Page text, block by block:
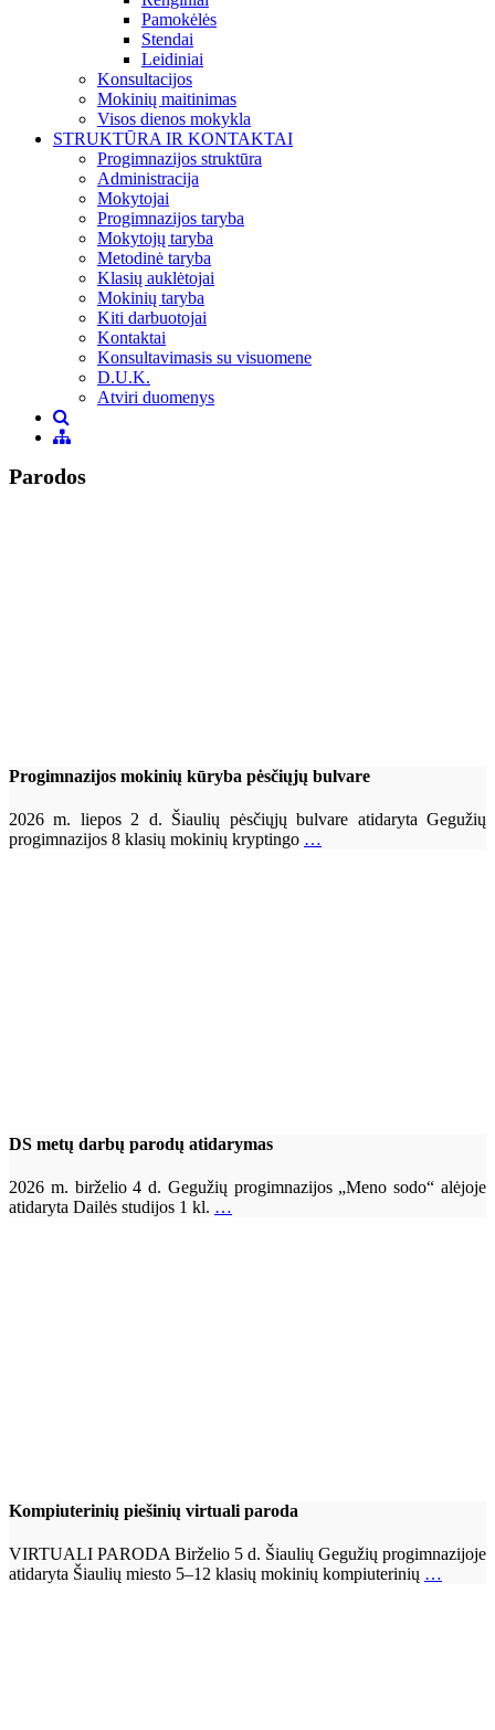
Pamokėlės
Stendai
Leidiniai
Konsultacijos
Mokinių maitinimas
Visos dienos mokykla
STRUKTŪRA IR KONTAKTAI
Progimnazijos struktūra
Administracija
Mokytojai
Progimnazijos taryba
Mokytojų taryba
Metodinė taryba
Klasių auklėtojai
Mokinių taryba
Kiti darbuotojai
Kontaktai
Konsultavimasis su visuomene
D.U.K.
Atviri duomenys
Parodos
Progimnazijos mokinių kūryba pėsčiųjų bulvare
2026 m. liepos 2 d. Šiaulių pėsčiųjų bulvare atidaryta Gegužių
progimnazijos 8 klasių mokinių kryptingo …
DS metų darbų parodų atidarymas
2026 m. birželio 4 d. Gegužių progimnazijos „Meno sodo“ alėjoje
atidaryta Dailės studijos 1 kl. …
Kompiuterinių piešinių virtuali paroda
VIRTUALI PARODA Birželio 5 d. Šiaulių Gegužių progimnazijoje
atidaryta Šiaulių miesto 5–12 klasių mokinių kompiuterinių …